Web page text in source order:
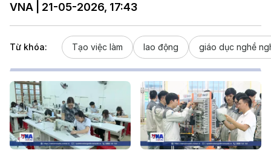
VNA | 21-05-2026, 17:43
Từ khóa: Tạo việc làm lao động giáo dục nghề